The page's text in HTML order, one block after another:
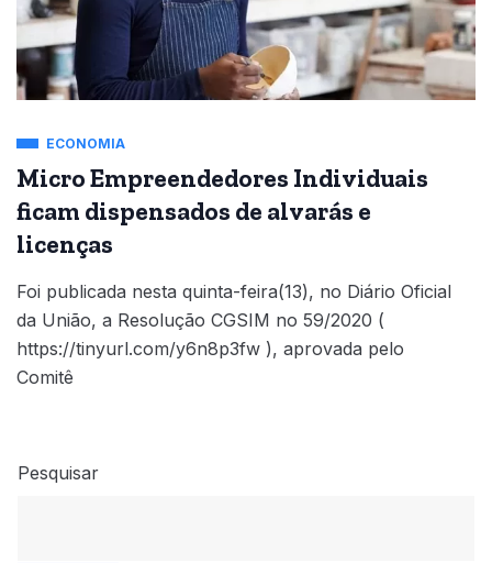
ECONOMIA
Micro Empreendedores Individuais
ficam dispensados de alvarás e
licenças
Foi publicada nesta quinta-feira(13), no Diário Oficial
da União, a Resolução CGSIM no 59/2020 (
https://tinyurl.com/y6n8p3fw ), aprovada pelo
Comitê
Pesquisar